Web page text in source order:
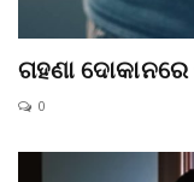
ଗହଣା
0